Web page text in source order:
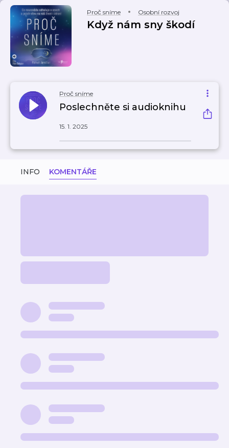
Proč sníme Osobní rozvoj
Když nám sny škodí
Proč sníme
Poslechněte si audioknihu
15. 1. 2025
INFO KOMENTÁŘE